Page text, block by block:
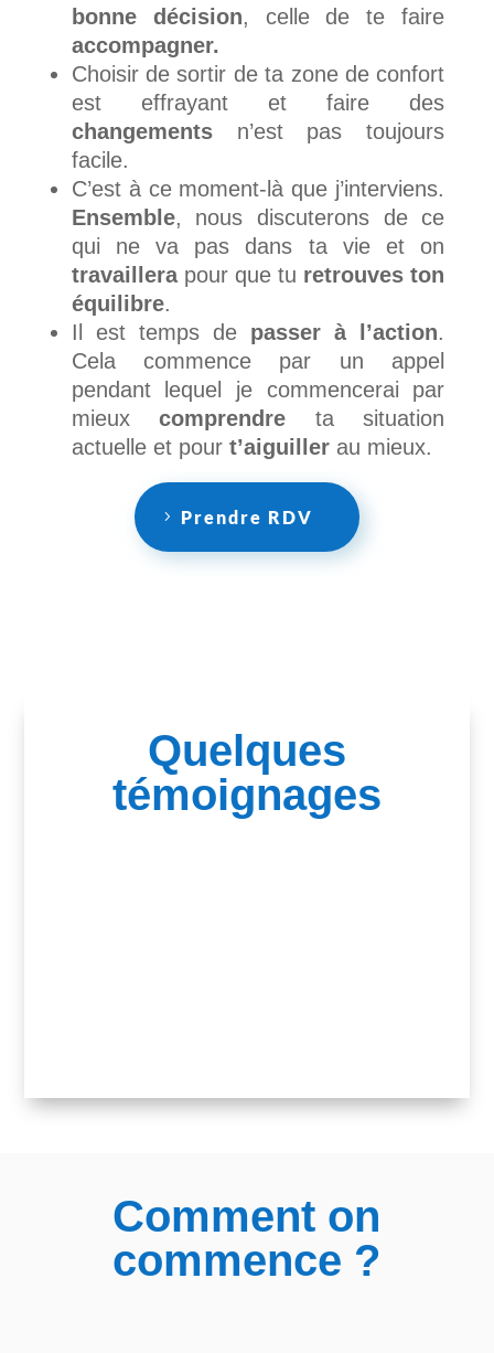
bonne décision, celle de te faire
accompagner.
Choisir de sortir de ta zone de confort
est effrayant et faire des
changementsn’est pas toujours
facile.
C’est à ce moment-là que j’interviens.
Ensemble, nous discuterons de ce
qui ne va pas dans ta vie et on
travaillerapour que tu retrouves ton
équilibre.
Il est temps de passer à l’action.
Cela commence par un appel
pendant lequel je commencerai par
mieuxcomprendre ta situation
actuelle et pour t’aiguillerau mieux.
Prendre RDV
Quelques
témoignages
Comment on
commence ?